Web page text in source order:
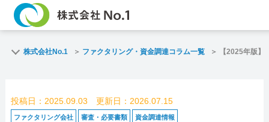
ファクタリン
よくある質問
株式会社No.1 ファクタリング・資金調達コラム一覧 【2025年版
投稿日：2025.09.03 更新日：2026.07.15
ファクタリング会社 審査・必要書類 資金調達情報